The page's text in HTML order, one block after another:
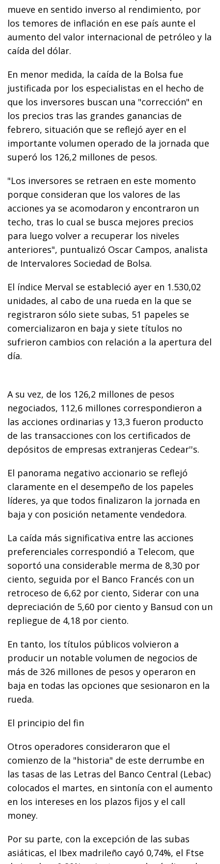
mueve en sentido inverso al rendimiento, por
los temores de inflación en ese país aunte el
aumento del valor internacional de petróleo y la
caída del dólar.
En menor medida, la caída de la Bolsa fue
justificada por los especialistas en el hecho de
que los inversores buscan una "corrección" en
los precios tras las grandes ganancias de
febrero, situación que se reflejó ayer en el
importante volumen operado de la jornada que
superó los 126,2 millones de pesos.
"Los inversores se retraen en este momento
porque consideran que los valores de las
acciones ya se acomodaron y encontraron un
techo, tras lo cual se busca mejores precios
para luego volver a recuperar los niveles
anteriores", puntualizó Oscar Campos, analista
de Intervalores Sociedad de Bolsa.
El índice Merval se estableció ayer en 1.530,02
unidades, al cabo de una rueda en la que se
registraron sólo siete subas, 51 papeles se
comercializaron en baja y siete títulos no
sufrieron cambios con relación a la apertura del
día.
A su vez, de los 126,2 millones de pesos
negociados, 112,6 millones correspondieron a
las acciones ordinarias y 13,3 fueron producto
de las transacciones con los certificados de
depósitos de empresas extranjeras Cedear''s.
El panorama negativo accionario se reflejó
claramente en el desempeño de los papeles
líderes, ya que todos finalizaron la jornada en
baja y con posición netamente vendedora.
La caída más significativa entre las acciones
preferenciales correspondió a Telecom, que
soportó una considerable merma de 8,30 por
ciento, seguida por el Banco Francés con un
retroceso de 6,62 por ciento, Siderar con una
depreciación de 5,60 por ciento y Bansud con un
repliegue de 4,18 por ciento.
En tanto, los títulos públicos volvieron a
producir un notable volumen de negocios de
más de 326 millones de pesos y operaron en
baja en todas las opciones que sesionaron en la
rueda.
El principio del fin
Otros operadores consideraron que el
comienzo de la "historia" de este derrumbe en
las tasas de las Letras del Banco Central (Lebac)
colocados el martes, en sintonía con el aumento
en los intereses en los plazos fijos y el call
money.
Por su parte, con la excepción de las subas
asiáticas, el Ibex madrileño cayó 0,74%, el Ftse